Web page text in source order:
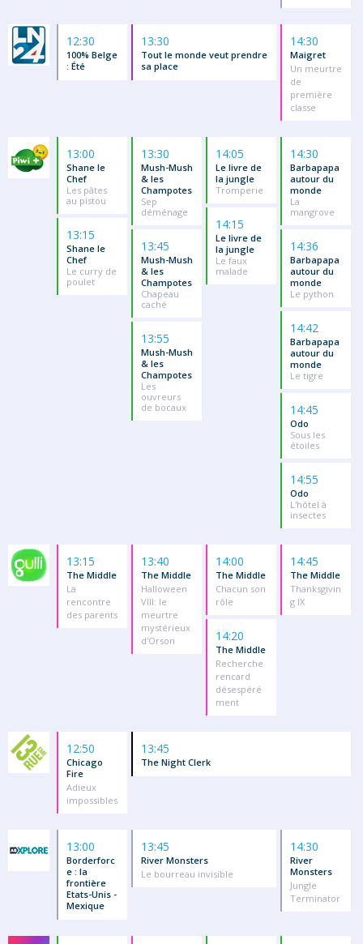
12:30
100% Belge
: Été
13:30
Tout le monde veut prendre
sa place
14:30
Maigret
Un meurtre
de
première
classe
13:00
Shane le
Chef
Les pâtes
au pistou
13:15
Shane le
Chef
Le curry de
poulet
13:30
Mush-Mush
& les
Champotes
Sep
déménage
13:45
Mush-Mush
& les
Champotes
Chapeau
caché
13:55
Mush-Mush
& les
Champotes
Les
ouvreurs
de bocaux
14:05
Le livre de
la jungle
Tromperie
14:15
Le livre de
la jungle
Le faux
malade
14:30
Barbapapa
autour du
monde
La
mangrove
14:36
Barbapapa
autour du
monde
Le python
14:42
Barbapapa
autour du
monde
Le tigre
14:45
Odo
Sous les
étoiles
14:55
Odo
L'hôtel à
insectes
13:15
The Middle
La
rencontre
des parents
13:40
The Middle
Halloween
VIII: le
meurtre
mystérieux
d'Orson
14:00
The Middle
Chacun son
rôle
14:20
The Middle
Recherche
rencard
désespéré
ment
14:45
The Middle
Thanksgivin
g IX
12:50
Chicago
Fire
Adieux
impossibles
13:45
The Night Clerk
13:00
Borderforc
e : la
frontière
Etats-Unis -
Mexique
13:45
River Monsters
Le bourreau invisible
14:30
River
Monsters
Jungle
Terminator